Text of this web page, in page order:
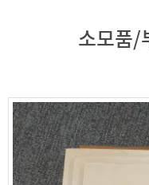
소모품/